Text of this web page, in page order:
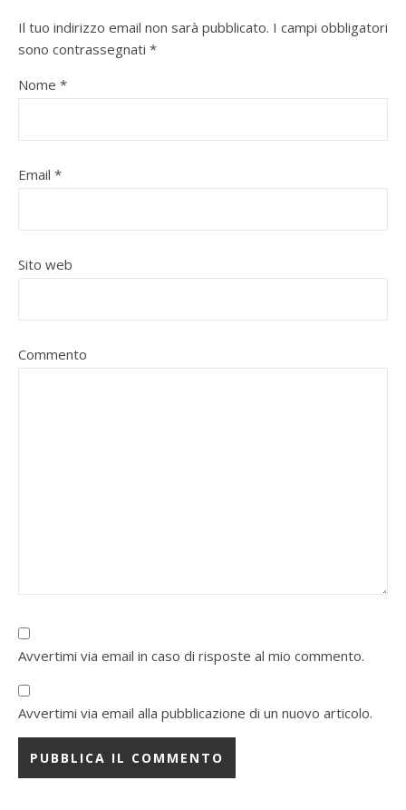
Il tuo indirizzo email non sarà pubblicato. I campi obbligatori
sono contrassegnati *
Nome *
Email *
Sito web
Commento
Avvertimi via email in caso di risposte al mio commento.
Avvertimi via email alla pubblicazione di un nuovo articolo.